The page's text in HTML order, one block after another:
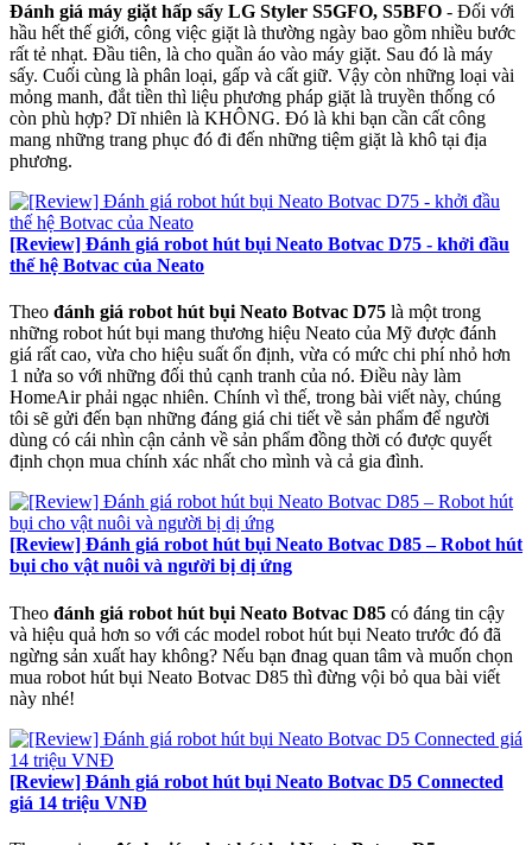
Đánh giá máy giặt hấp sấy LG Styler S5GFO, S5BFO - Đối với
hầu hết thế giới, công việc giặt là thường ngày bao gồm nhiều bước
rất tẻ nhạt. Đầu tiên, là cho quần áo vào máy giặt. Sau đó là máy
sấy. Cuối cùng là phân loại, gấp và cất giữ. Vậy còn những loại vài
mỏng manh, đắt tiền thì liệu phương pháp giặt là truyền thống có
còn phù hợp? Dĩ nhiên là KHÔNG. Đó là khi bạn cần cất công
mang những trang phục đó đi đến những tiệm giặt là khô tại địa
phương.
[Review] Đánh giá robot hút bụi Neato Botvac D75 - khởi đầu
thế hệ Botvac của Neato
Theo đánh giá robot hút bụi Neato Botvac D75 là một trong
những robot hút bụi mang thương hiệu Neato của Mỹ được đánh
giá rất cao, vừa cho hiệu suất ổn định, vừa có mức chi phí nhỏ hơn
1 nửa so với những đối thủ cạnh tranh của nó. Điều này làm
HomeAir phải ngạc nhiên. Chính vì thế, trong bài viết này, chúng
tôi sẽ gửi đến bạn những đáng giá chi tiết về sản phẩm để người
dùng có cái nhìn cận cảnh về sản phẩm đồng thời có được quyết
định chọn mua chính xác nhất cho mình và cả gia đình.
[Review] Đánh giá robot hút bụi Neato Botvac D85 – Robot hút
bụi cho vật nuôi và người bị dị ứng
Theo đánh giá robot hút bụi Neato Botvac D85 có đáng tin cậy
và hiệu quả hơn so với các model robot hút bụi Neato trước đó đã
ngừng sản xuất hay không? Nếu bạn đnag quan tâm và muốn chọn
mua robot hút bụi Neato Botvac D85 thì đừng vội bỏ qua bài viết
này nhé!
[Review] Đánh giá robot hút bụi Neato Botvac D5 Connected
giá 14 triệu VNĐ